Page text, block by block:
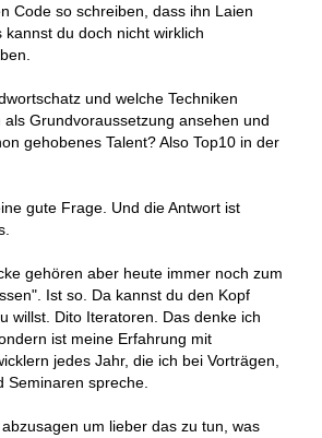
Code so schreiben, dass ihn Laien
kannst du doch nicht wirklich
und welche Techniken
Grundvoraussetzung ansehen und
gehobenes Talent? Also Top10 in der
gute Frage. Und die Antwort ist
gehören aber heute immer noch zum
Ist so. Da kannst du den Kopf
willst. Dito Iteratoren. Das denke ich
ist meine Erfahrung mit
jedes Jahr, die ich bei Vorträgen,
Seminaren spreche.
um lieber das zu tun, was